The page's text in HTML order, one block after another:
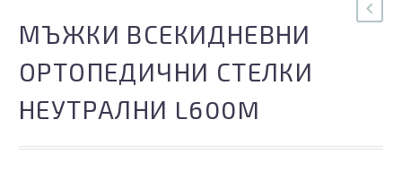
МЪЖКИ ВСЕКИДНЕВНИ
ОРТОПЕДИЧНИ СТЕЛКИ
НЕУТРАЛНИ L600M